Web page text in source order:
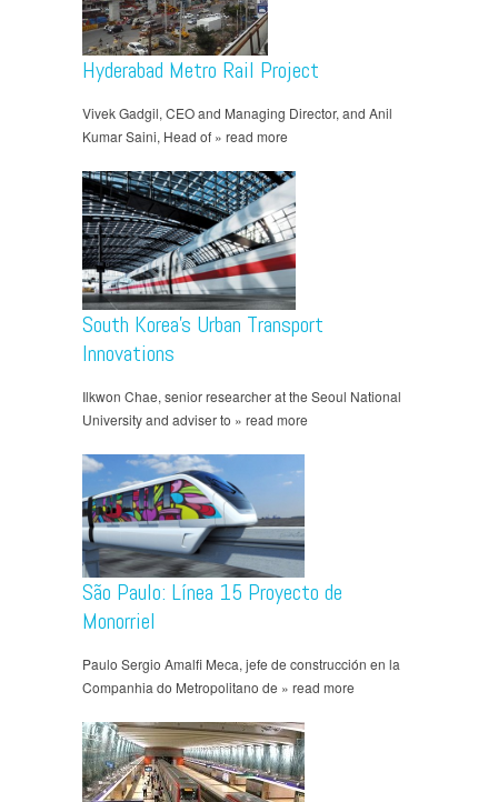
Hyderabad Metro Rail Project
Vivek Gadgil, CEO and Managing Director, and Anil
Kumar Saini, Head of » read more
South Korea’s Urban Transport
Innovations
Ilkwon Chae, senior researcher at the Seoul National
University and adviser to » read more
São Paulo: Línea 15 Proyecto de
Monorriel
Paulo Sergio Amalfi Meca, jefe de construcción en la
Companhia do Metropolitano de » read more